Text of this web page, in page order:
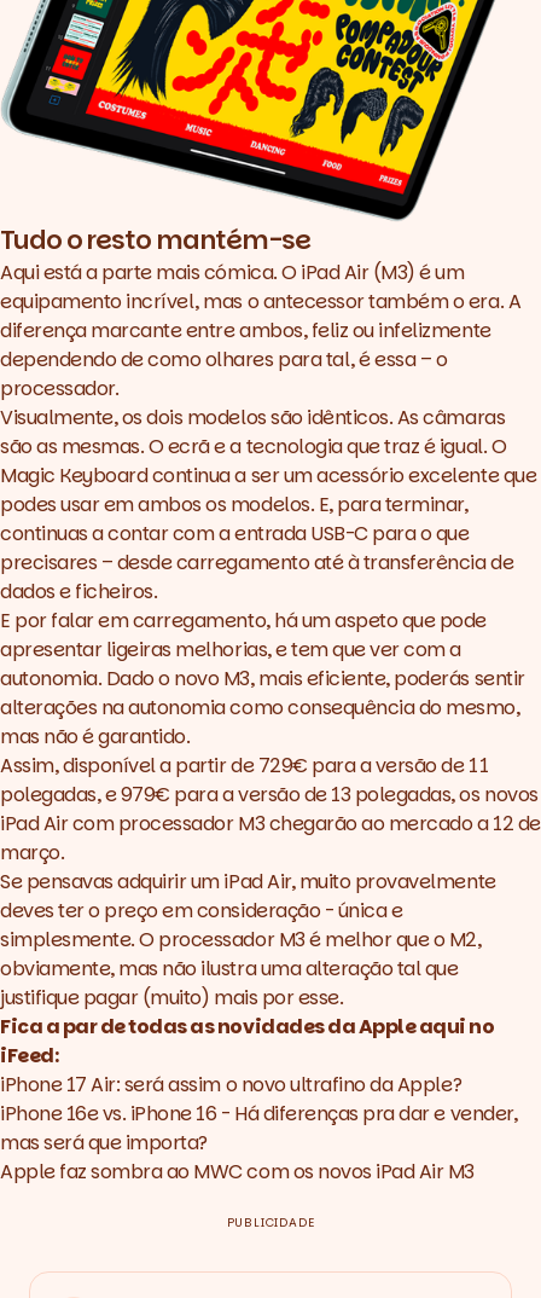
Tudo o resto mantém-se
Aqui está a parte mais cómica. O iPad Air (M3) é um
equipamento incrível, mas o antecessor também o era. A
diferença marcante entre ambos, feliz ou infelizmente
dependendo de como olhares para tal, é essa – o
processador.
Visualmente, os dois modelos são idênticos. As câmaras
são as mesmas. O ecrã e a tecnologia que traz é igual. O
Magic Keyboard continua a ser um acessório excelente que
podes usar em ambos os modelos. E, para terminar,
continuas a contar com a entrada USB-C para o que
precisares – desde carregamento até à transferência de
dados e ficheiros.
E por falar em carregamento, há um aspeto que pode
apresentar ligeiras melhorias, e tem que ver com a
autonomia. Dado o novo M3, mais eficiente, poderás sentir
alterações na autonomia como consequência do mesmo,
mas não é garantido.
Assim, disponível a partir de 729€ para a versão de 11
polegadas, e 979€ para a versão de 13 polegadas, os novos
iPad Air com processador M3 chegarão ao mercado a 12 de
março.
Se pensavas adquirir um iPad Air, muito provavelmente
deves ter o preço em consideração - única e
simplesmente. O processador M3 é melhor que o M2,
obviamente, mas não ilustra uma alteração tal que
justifique pagar (muito) mais por esse.
Fica a par de todas as novidades da Apple aqui no
iFeed:
iPhone 17 Air: será assim o novo ultrafino da Apple?
iPhone 16e vs. iPhone 16 - Há diferenças pra dar e vender,
mas será que importa?
Apple faz sombra ao MWC com os novos iPad Air M3
PUBLICIDADE